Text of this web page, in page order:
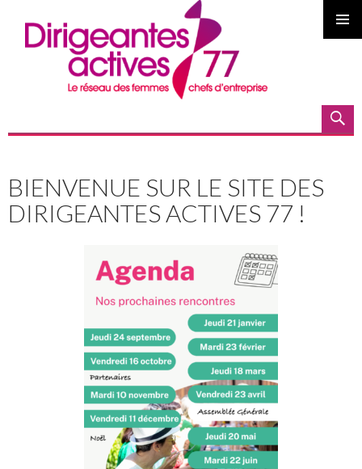
BIENVENUE SUR LE SITE DES
DIRIGEANTES ACTIVES 77 !